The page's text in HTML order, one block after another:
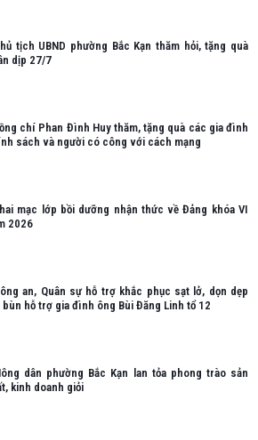
tịch UBND phường Bắc Kạn thăm hỏi, tặng quà
dịp 27/7
chí Phan Đình Huy thăm, tặng quà các gia đình
sách và người có công với cách mạng
mạc lớp bồi dưỡng nhận thức về Đảng khóa VI
2026
an, Quân sự hỗ trợ khắc phục sạt lở, dọn dẹp
bùn hỗ trợ gia đình ông Bùi Đăng Linh tổ 12
dân phường Bắc Kạn lan tỏa phong trào sản
kinh doanh giỏi